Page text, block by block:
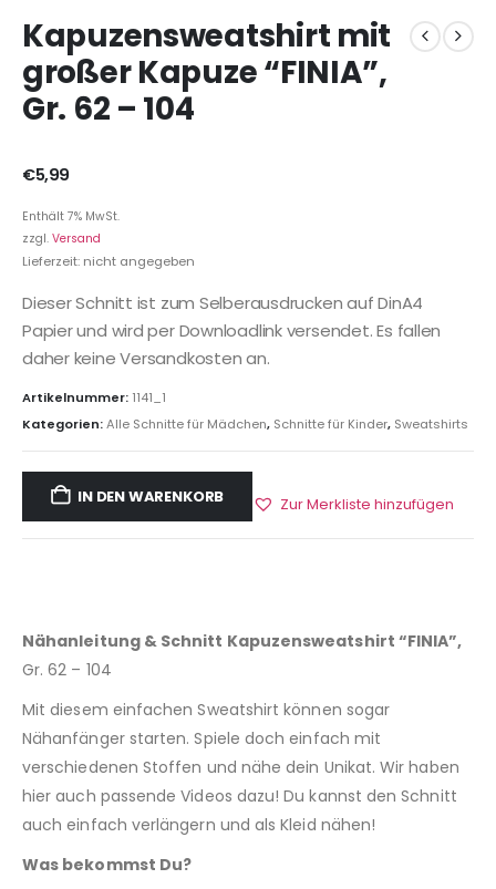
Kapuzensweatshirt mit
großer Kapuze “FINIA”,
Gr. 62 – 104
€5,99
Enthält 7% MwSt.
zzgl. Versand
Lieferzeit: nicht angegeben
Dieser Schnitt ist zum Selberausdrucken auf DinA4
Papier und wird per Downloadlink versendet. Es fallen
daher keine Versandkosten an.
Artikelnummer: 1141_1
Kategorien:Alle Schnitte für Mädchen, Schnitte für Kinder, Sweatshirts
IN DEN WARENKORB Zur Merkliste hinzufügen
Nähanleitung & Schnitt Kapuzensweatshirt “FINIA”,
Gr. 62 – 104
Mit diesem einfachen Sweatshirt können sogar
Nähanfänger starten. Spiele doch einfach mit
verschiedenen Stoffen und nähe dein Unikat. Wir haben
hier auch passende Videos dazu! Du kannst den Schnitt
auch einfach verlängern und als Kleid nähen!
Was bekommst Du?